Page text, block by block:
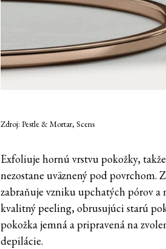
Zdroj: Pestle & Mortar, Scens
Exfoliuje hornú vrstvu pokožky,
nezostane uväznený pod povrchom.
zabraňuje vzniku upchatých pórov a
kvalitný peeling, obrusujúci starú
pokožka jemná a pripravená na
depilácie.